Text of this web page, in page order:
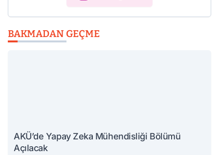
BAKMADAN GEÇME
AKÜ’de Yapay Zeka Mühendisliği Bölümü
Açılacak